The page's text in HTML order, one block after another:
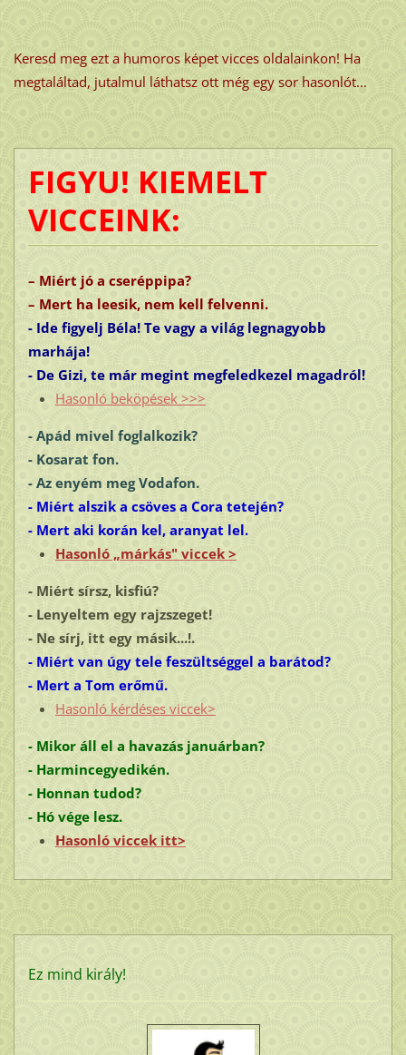
Keresd meg ezt a humoros képet vicces oldalainkon! Ha
megtaláltad, jutalmul láthatsz ott még egy sor hasonlót...
FIGYU! KIEMELT
VICCEINK:
– Miért jó a cseréppipa?
– Mert ha leesik, nem kell felvenni.
- Ide figyelj Béla! Te vagy a világ legnagyobb
marhája!
- De Gizi, te már megint megfeledkezel magadról!
Hasonló beköpések >>>
- Apád mivel foglalkozik?
- Kosarat fon.
- Az enyém megVodafon.
- Miért alszik a csöves a Cora tetején?
- Mert aki korán kel, aranyat lel.
Hasonló „márkás" viccek >
- Miért sírsz, kisfiú?
- Lenyeltem egy rajzszeget!
- Ne sírj, itt egy másik...!.
- Miért van úgy tele feszültséggel a barátod?
- Mert a Tom erőmű.
Hasonló kérdéses viccek>
- Mikor áll el a havazás januárban?
- Harmincegyedikén.
- Honnan tudod?
- Hó vége lesz.
Hasonló viccek itt>
Ez mind király!